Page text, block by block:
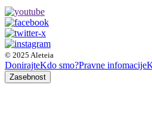
© 2025 Aleteia
DonirajteKdo smo?Pravne infomacije
Zasebnost